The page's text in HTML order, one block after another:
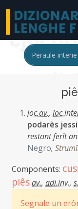
LENGHE
loc.av.,
podarès
restant ferît
Negro,
Components:
piêsav., adi.inv.,
Segnale un